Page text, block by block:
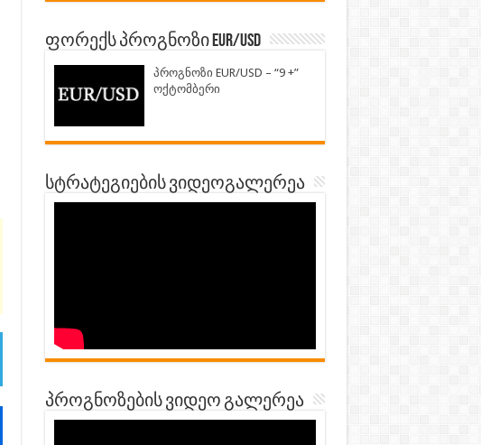
ფორექს პროგნოზი EUR/USD
პროგნოზი EUR/USD – “9 +”
ოქტომბერი
სტრატეგიების ვიდეოგალერეა
პროგნოზების ვიდეო გალერეა